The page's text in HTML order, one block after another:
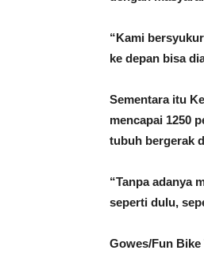
“Kami
ke depan bisa
Sementara itu
mencapai 1250
tubuh bergerak
“Tanpa adanya
seperti dulu,
Gowes/Fun